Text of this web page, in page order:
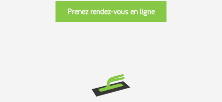
Prenez rendez-vous en ligne